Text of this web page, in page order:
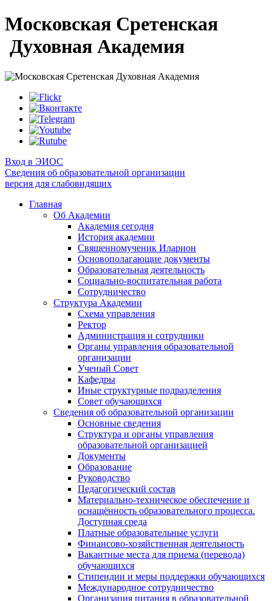
Московская Сретенская
Духовная Академия
Вход в ЭИОС
Сведения об образовательной организации
версия для слабовидящих
Главная
Об Академии
Академия сегодня
История академии
Священномученик Иларион
Основополагающие документы
Образовательная деятельность
Социально-воспитательная работа
Сотрудничество
Структура Академии
Схема управления
Ректор
Администрация и сотрудники
Органы управления образовательной
организации
Ученый Совет
Кафедры
Иные структурные подразделения
Совет обучающихся
Сведения об образовательной организации
Основные сведения
Структура и органы управления
образовательной организацией
Документы
Образование
Руководство
Педагогический состав
Материально-техническое обеспечение и
оснащённость образовательного процесса.
Доступная среда
Платные образовательные услуги
Финансово-хозяйственная деятельность
Вакантные места для приема (перевода)
обучающихся
Стипендии и меры поддержки обучающихся
Международное сотрудничество
Организация питания в образовательной